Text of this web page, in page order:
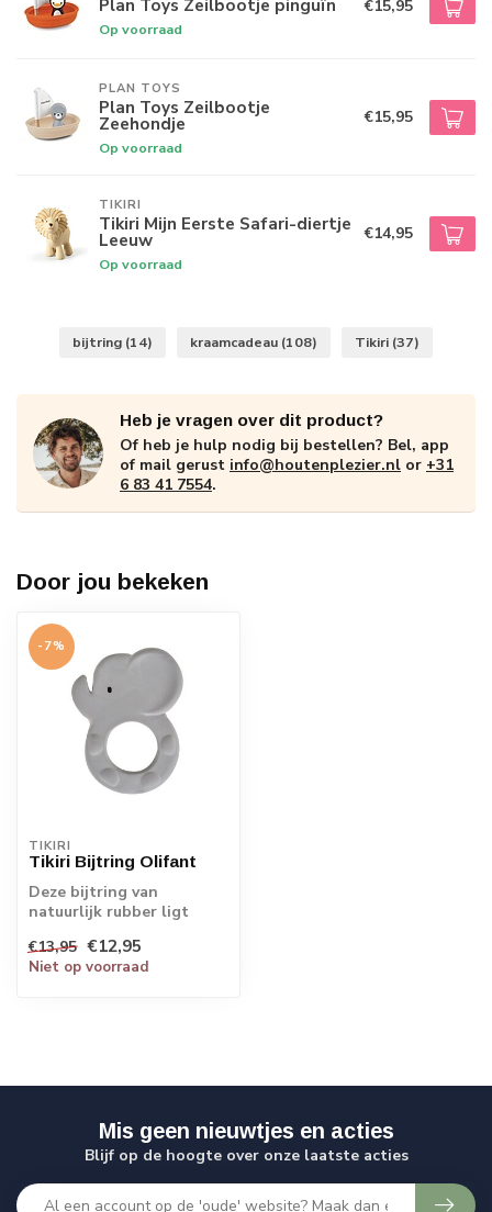
Op voorraad
€15,95
PLAN TOYS
Plan Toys Zeilbootje
Zeehondje
Op voorraad
€15,95
TIKIRI
Tikiri Mijn Eerste Safari-diertje
Leeuw
Op voorraad
€14,95
bijtring (14) kraamcadeau (108) Tikiri (37)
Heb je vragen over dit product?
Of heb je hulp nodig bij bestellen? Bel, app
of mail gerust info@houtenplezier.nl or +31
6 83 41 7554.
Door jou bekeken
-7%
TIKIRI
Tikiri Bijtring Olifant
Deze bijtring van
natuurlijk rubber ligt
Kindjes vinden hem...
€13,95 €12,95
Niet op voorraad
Mis geen nieuwtjes en acties
Blijf op de hoogte over onze laatste acties